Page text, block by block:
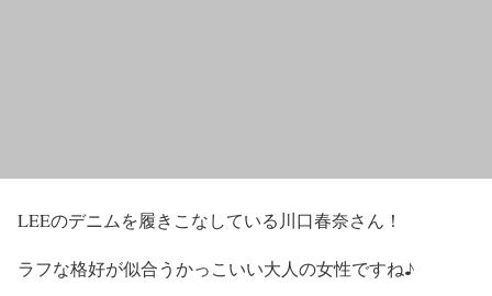
LEEのデニムを履きこなしている川口春奈さん！
ラフな格好が似合うかっこいい大人の女性ですね♪